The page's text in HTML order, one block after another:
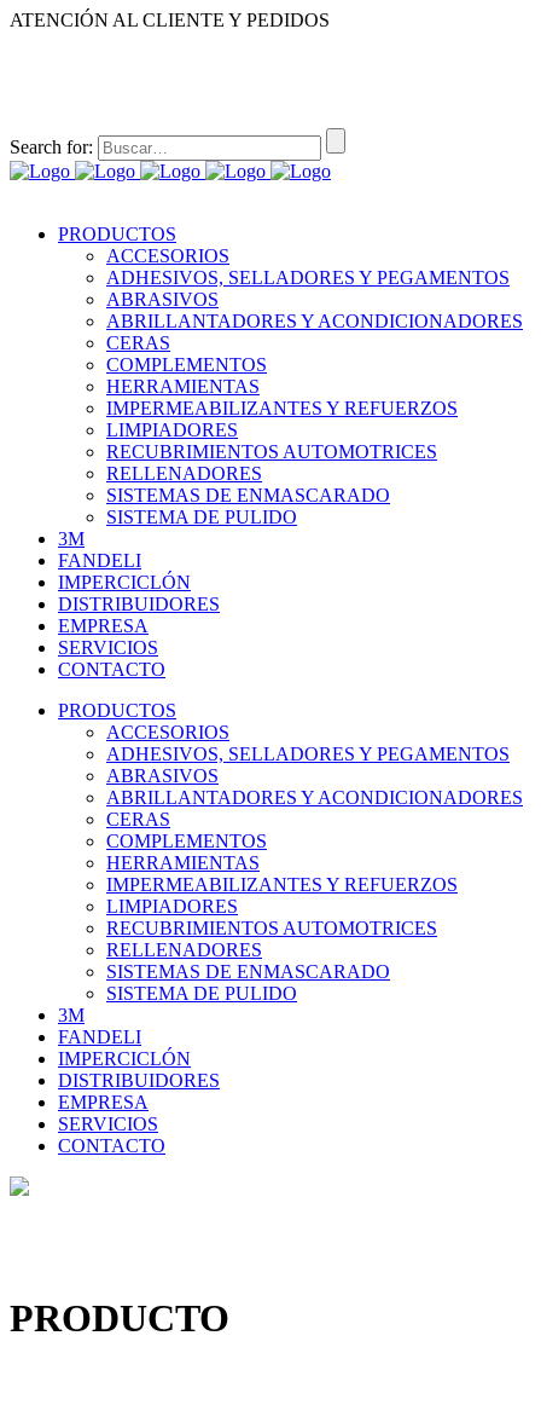
ATENCIÓN AL CLIENTE Y PEDIDOS
Search for:
PRODUCTOS
ACCESORIOS
ADHESIVOS, SELLADORES Y PEGAMENTOS
ABRASIVOS
ABRILLANTADORES Y ACONDICIONADORES
CERAS
COMPLEMENTOS
HERRAMIENTAS
IMPERMEABILIZANTES Y REFUERZOS
LIMPIADORES
RECUBRIMIENTOS AUTOMOTRICES
RELLENADORES
SISTEMAS DE ENMASCARADO
SISTEMA DE PULIDO
3M
FANDELI
IMPERCICLÓN
DISTRIBUIDORES
EMPRESA
SERVICIOS
CONTACTO
PRODUCTOS
ACCESORIOS
ADHESIVOS, SELLADORES Y PEGAMENTOS
ABRASIVOS
ABRILLANTADORES Y ACONDICIONADORES
CERAS
COMPLEMENTOS
HERRAMIENTAS
IMPERMEABILIZANTES Y REFUERZOS
LIMPIADORES
RECUBRIMIENTOS AUTOMOTRICES
RELLENADORES
SISTEMAS DE ENMASCARADO
SISTEMA DE PULIDO
3M
FANDELI
IMPERCICLÓN
DISTRIBUIDORES
EMPRESA
SERVICIOS
CONTACTO
PRODUCTO